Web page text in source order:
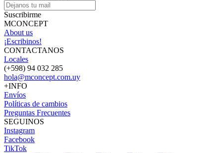
Suscribirme
MCONCEPT
About us
¡Escribinos!
CONTACTANOS
Locales
(+598) 94 032 285
hola@mconcept.com.uy
+INFO
Envíos
Políticas de cambios
Preguntas Frecuentes
SEGUINOS
Instagram
Facebook
TikTok